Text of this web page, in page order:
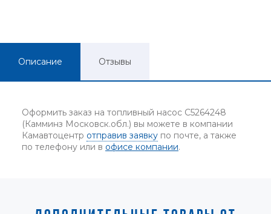
Описание Отзывы
Оформить заказ на топливный насос C5264248
(Камминз Московск.обл.) вы можете в компании
Камавтоцентр отправив заявку по почте, а также
по телефону или в офисе компании.